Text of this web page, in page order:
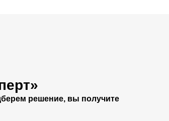
решение, вы получите